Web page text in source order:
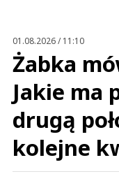
01.08.2026 / 11:10
Żabka
Jakie ma
drugą
kolejne